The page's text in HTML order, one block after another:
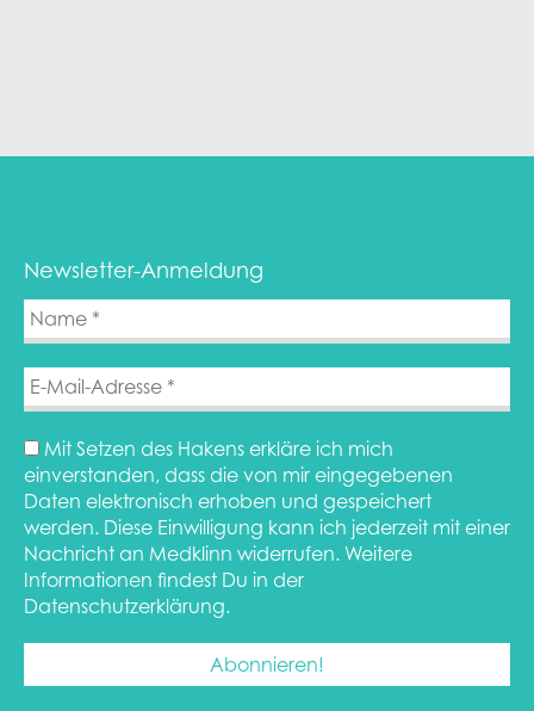
Newsletter-Anmeldung
Mit Setzen des Hakens erkläre ich mich
einverstanden, dass die von mir eingegebenen
Daten elektronisch erhoben und gespeichert
werden. Diese Einwilligung kann ich jederzeit mit einer
Nachricht an Medklinn widerrufen. Weitere
Informationen findest Du in der
Datenschutzerklärung.